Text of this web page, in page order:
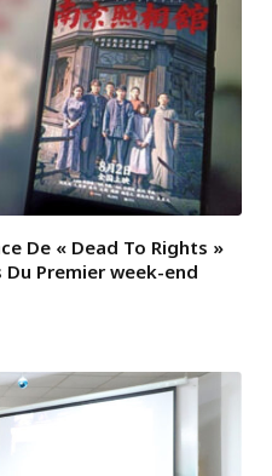
De « Dead To Rights »
Premier week-end